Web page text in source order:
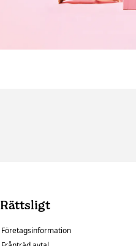
Rättsligt
Företagsinformation